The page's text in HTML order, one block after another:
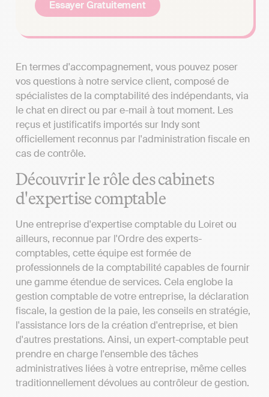
Essayer Gratuitement
En termes d'accompagnement, vous pouvez poser
vos questions à notre service client, composé de
spécialistes de la comptabilité des indépendants, via
le chat en direct ou par e-mail à tout moment. Les
reçus et justificatifs importés sur Indy sont
officiellement reconnus par l'administration fiscale en
cas de contrôle.
Découvrir le rôle des cabinets
d'expertise comptable
Une entreprise d'expertise comptable du Loiret ou
ailleurs, reconnue par l'Ordre des experts-
comptables, cette équipe est formée de
professionnels de la comptabilité capables de fournir
une gamme étendue de services. Cela englobe la
gestion comptable de votre entreprise, la déclaration
fiscale, la gestion de la paie, les conseils en stratégie,
l'assistance lors de la création d'entreprise, et bien
d'autres prestations. Ainsi, un expert-comptable peut
prendre en charge l'ensemble des tâches
administratives liées à votre entreprise, même celles
traditionnellement dévolues au contrôleur de gestion.